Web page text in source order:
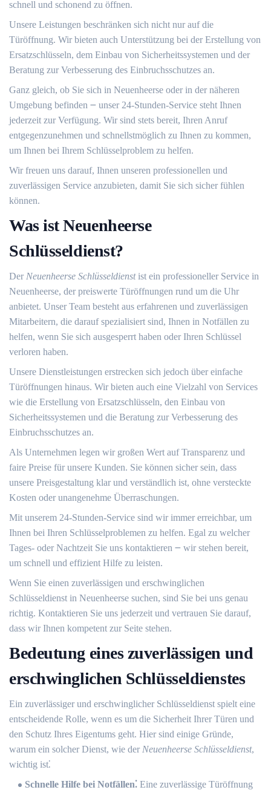
schnell und schonend zu öffnen.​
Unsere Leistungen beschränken sich nicht nur auf die
Türöffnung.​ Wir bieten auch Unterstützung bei der Erstellung von
Ersatzschlüsseln, dem Einbau von Sicherheitssystemen und der
Beratung zur Verbesserung des Einbruchsschutzes an.
Ganz gleich, ob Sie sich in Neuenheerse oder in der näheren
Umgebung befinden ౼ unser 24-Stunden-Service steht Ihnen
jederzeit zur Verfügung.​ Wir sind stets bereit, Ihren Anruf
entgegenzunehmen und schnellstmöglich zu Ihnen zu kommen,
um Ihnen bei Ihrem Schlüsselproblem zu helfen.​
Wir freuen uns darauf, Ihnen unseren professionellen und
zuverlässigen Service anzubieten, damit Sie sich sicher fühlen
können.​
Was ist Neuenheerse
Schlüsseldienst?​
Der Neuenheerse Schlüsseldienstist ein professioneller Service in
Neuenheerse, der preiswerte Türöffnungen rund um die Uhr
anbietet.​ Unser Team besteht aus erfahrenen und zuverlässigen
Mitarbeitern, die darauf spezialisiert sind, Ihnen in Notfällen zu
helfen, wenn Sie sich ausgesperrt haben oder Ihren Schlüssel
verloren haben.​
Unsere Dienstleistungen erstrecken sich jedoch über einfache
Türöffnungen hinaus.​ Wir bieten auch eine Vielzahl von Services
wie die Erstellung von Ersatzschlüsseln, den Einbau von
Sicherheitssystemen und die Beratung zur Verbesserung des
Einbruchsschutzes an.​
Als Unternehmen legen wir großen Wert auf Transparenz und
faire Preise für unsere Kunden. Sie können sicher sein, dass
unsere Preisgestaltung klar und verständlich ist, ohne versteckte
Kosten oder unangenehme Überraschungen.
Mit unserem 24-Stunden-Service sind wir immer erreichbar, um
Ihnen bei Ihren Schlüsselproblemen zu helfen.​ Egal zu welcher
Tages- oder Nachtzeit Sie uns kontaktieren ౼ wir stehen bereit,
um schnell und effizient Hilfe zu leisten.
Wenn Sie einen zuverlässigen und erschwinglichen
Schlüsseldienst in Neuenheerse suchen, sind Sie bei uns genau
richtig.​ Kontaktieren Sie uns jederzeit und vertrauen Sie darauf,
dass wir Ihnen kompetent zur Seite stehen.​
Bedeutung eines zuverlässigen und
erschwinglichen Schlüsseldienstes
Ein zuverlässiger und erschwinglicher Schlüsseldienst spielt eine
entscheidende Rolle, wenn es um die Sicherheit Ihrer Türen und
den Schutz Ihres Eigentums geht.​ Hier sind einige Gründe,
warum ein solcher Dienst, wie der Neuenheerse Schlüsseldienst,
wichtig ist⁚
Schnelle Hilfe bei Notfällen⁚ Eine zuverlässige Türöffnung